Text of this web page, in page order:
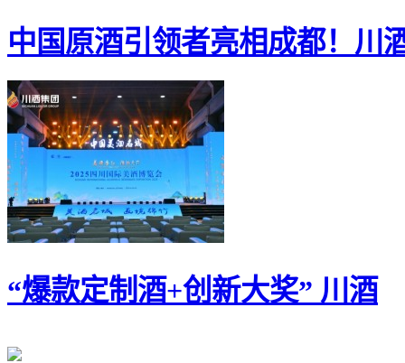
中国原酒引领者亮相成都！川
“爆款定制酒+创新大奖” 川酒